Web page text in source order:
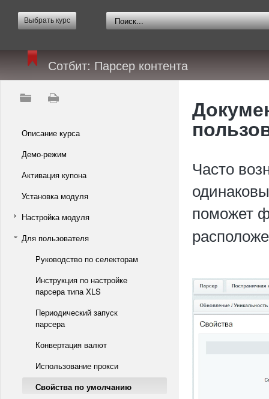
Выбрать курс
Сотбит: Парсер контента
Описание курса
Демо-режим
Активация купона
Установка модуля
Настройка модуля
Для пользователя
Руководство по селекторам
Инструкция по настройке
парсера типа XLS
Периодический запуск
парсера
Конвертация валют
Использование прокси
Свойства по умолчанию
Часто
поможет